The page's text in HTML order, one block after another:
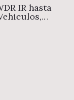
IR hasta
WIFI 6,
SD hasta
(Dahua)